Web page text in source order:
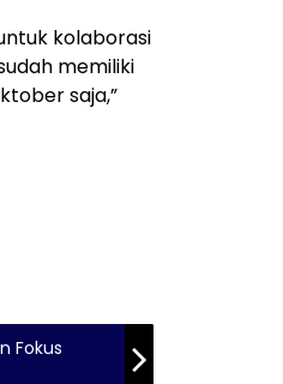
kolaborasi
memiliki
saja,”
Fokus